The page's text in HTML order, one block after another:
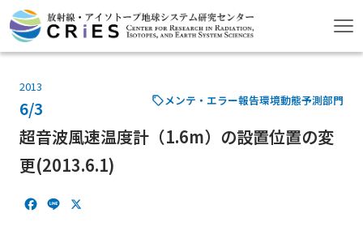
2013
6/3 メンテ・エラー報告環境動態予測部門
超音波風速温度計（1.6m）の設置位置の変
更(2013.6.1)